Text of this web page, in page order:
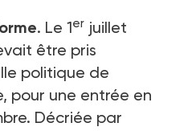
. Le 1er juillet
être pris
politique de
pour une entrée en
Décriée par